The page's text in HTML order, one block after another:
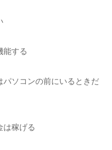
能する
ソコンの前にいるときだ
稼げる